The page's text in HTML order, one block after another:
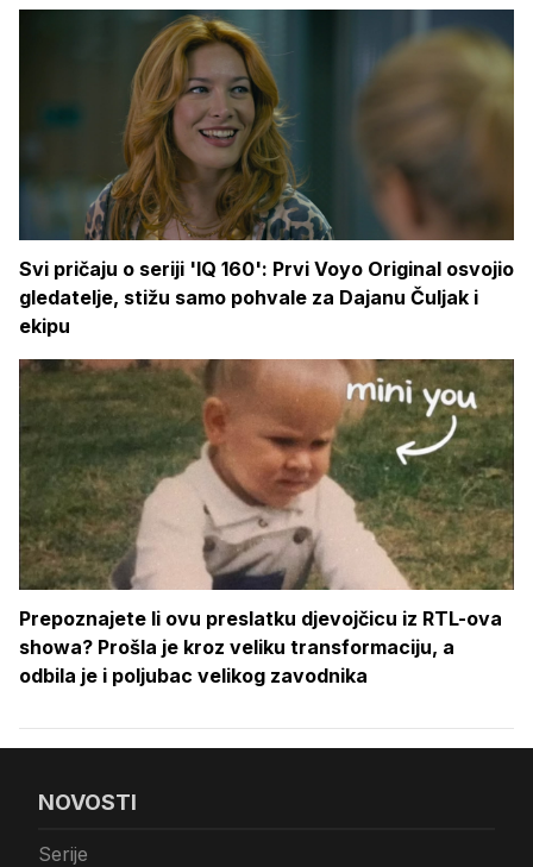
Svi pričaju o seriji 'IQ 160': Prvi Voyo Original osvojio
gledatelje, stižu samo pohvale za Dajanu Čuljak i
ekipu
Prepoznajete li ovu preslatku djevojčicu iz RTL-ova
showa? Prošla je kroz veliku transformaciju, a
odbila je i poljubac velikog zavodnika
NOVOSTI
Serije